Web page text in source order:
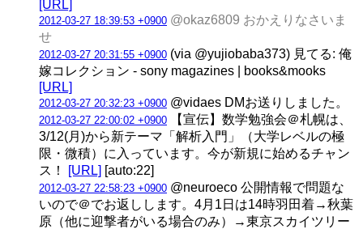
[URL]
2012-03-27 18:39:53 +0900 @okaz6809 おかえりなさいま
せ
2012-03-27 20:31:55 +0900 (via @yujiobaba373) 見てる: 俺
嫁コレクション - sony magazines | books&mooks
[URL]
2012-03-27 20:32:23 +0900 @vidaes DMお送りしました。
2012-03-27 22:00:02 +0900 【宣伝】数学勉強会＠札幌は、
3/12(月)から新テーマ「解析入門」（大学レベルの極
限・微積）に入っています。今が新規に始めるチャン
ス！
[URL] [auto:22]
2012-03-27 22:58:23 +0900 @neuroeco 公開情報で問題な
いので＠でお返しします。4月1日は14時羽田着→秋葉
原（他に迎撃者がいる場合のみ）→東京スカイツリー